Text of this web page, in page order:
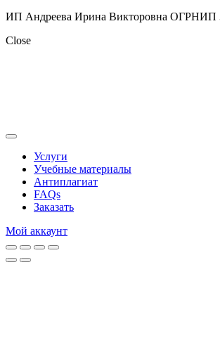
ИП Андреева Ирина Викторовна ОГРНИП
Close
Услуги
Учебные материалы
Антиплагиат
FAQs
Заказать
Мой аккаунт